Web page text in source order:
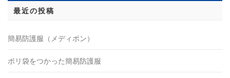
最近の投稿
簡易防護服（メディポン）
ポリ袋をつかった簡易防護服